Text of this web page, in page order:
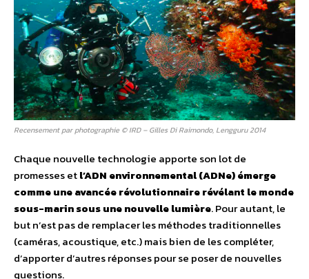
Recensement par photographie © IRD – Gilles Di Raimondo, Lengguru 2014
Chaque nouvelle technologie apporte son lot de
promesses etl’ADN environnemental (ADNe) émerge
comme une avancée révolutionnaire révélant le monde
sous-marin sous une nouvelle lumière. Pour autant, le
but n’est pas de remplacer les méthodes traditionnelles
(caméras, acoustique, etc.) mais bien de les compléter,
d’apporter d’autres réponses pour se poser de nouvelles
questions.